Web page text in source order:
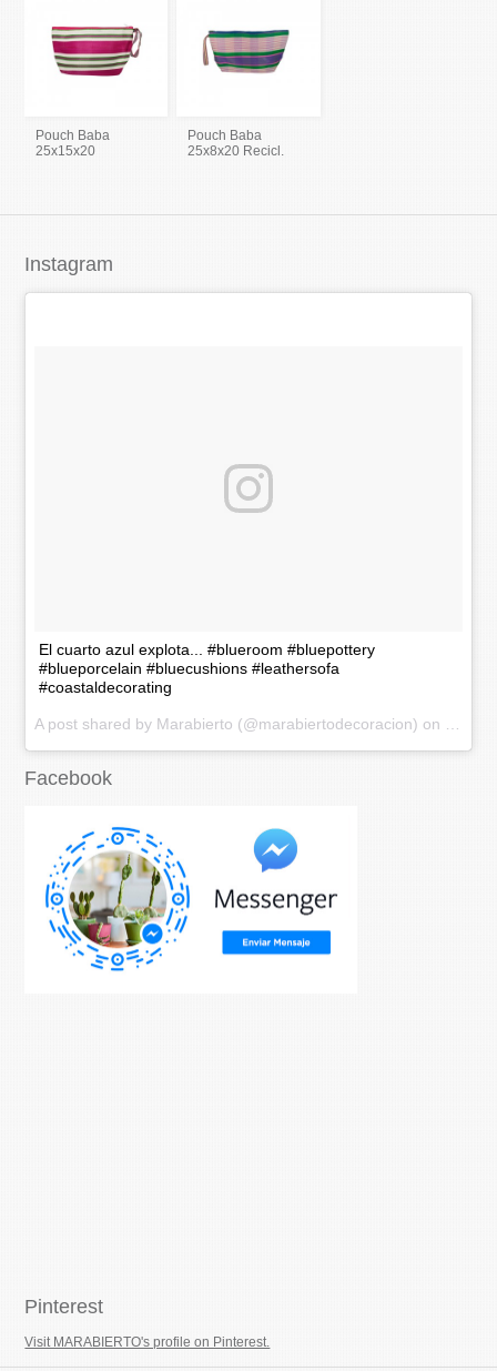
Pouch Baba
25x15x20
Pouch Baba
25x8x20 Recicl.
Instagram
El cuarto azul explota... #blueroom #bluepottery
#blueporcelain #bluecushions #leathersofa
#coastaldecorating
Facebook
Pinterest
Visit MARABIERTO's profile on Pinterest.